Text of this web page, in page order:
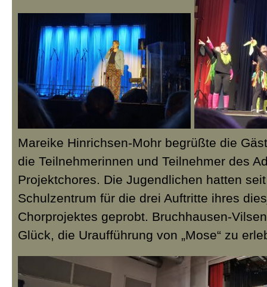
Mareike Hinrichsen-Mohr begrüßte die
die Teilnehmerinnen und Teilnehmer des
Projektchores. Die Jugendlichen hatten
Schulzentrum für die drei Auftritte ihres
Chorprojektes geprobt. Bruchhausen-
Glück, die Uraufführung von „Mose“ zu